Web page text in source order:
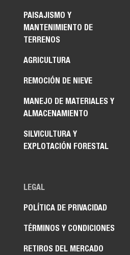
PAISAJISMO Y
MANTENIMIENTO DE
TERRENOS
AGRICULTURA
REMOCIÓN DE NIEVE
MANEJO DE MATERIALES Y
ALMACENAMIENTO
SILVICULTURA Y
EXPLOTACIÓN FORESTAL
LEGAL
POLÍTICA DE PRIVACIDAD
TÉRMINOS Y CONDICIONES
RETIROS DEL MERCADO